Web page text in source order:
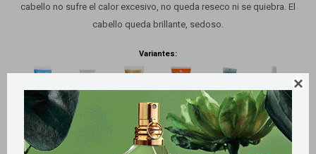

cabello no sufre el calor excesivo, no queda reseco ni se quiebra. El
cabello queda brillante, sedoso.
Variantes: